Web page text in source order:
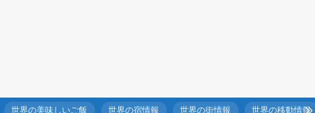
世界の美味しいご飯 世界の宿情報 世界の街情報 世界の移動情報